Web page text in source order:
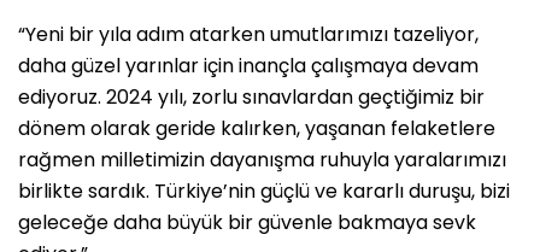
“Yeni bir yıla adım atarken umutlarımızı tazeliyor,
daha güzel yarınlar için inançla çalışmaya devam
ediyoruz. 2024 yılı, zorlu sınavlardan geçtiğimiz bir
dönem olarak geride kalırken, yaşanan felaketlere
rağmen milletimizin dayanışma ruhuyla yaralarımızı
birlikte sardık. Türkiye’nin güçlü ve kararlı duruşu, bizi
geleceğe daha büyük bir güvenle bakmaya sevk